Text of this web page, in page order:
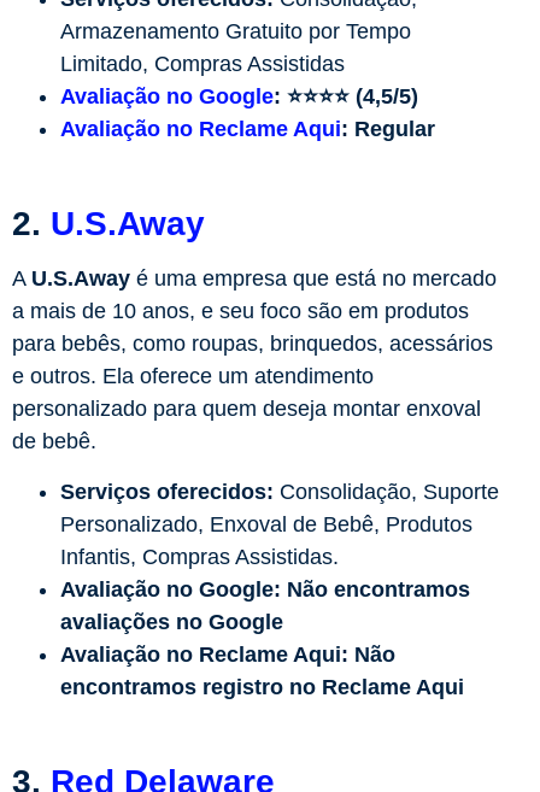
Armazenamento Gratuito por Tempo
Limitado, Compras Assistidas
Avaliação no Google: ⭐⭐⭐⭐ (4,5/5)
Avaliação no Reclame Aqui: Regular
2. U.S.Away
A U.S.Away é uma empresa que está no mercado
a mais de 10 anos, e seu foco são em produtos
para bebês, como roupas, brinquedos, acessários
e outros. Ela oferece um atendimento
personalizado para quem deseja montar enxoval
de bebê.
Serviços oferecidos: Consolidação, Suporte
Personalizado, Enxoval de Bebê, Produtos
Infantis, Compras Assistidas.
Avaliação no Google: Não encontramos
avaliações no Google
Avaliação no Reclame Aqui: Não
encontramos registro no Reclame Aqui
3. Red Delaware